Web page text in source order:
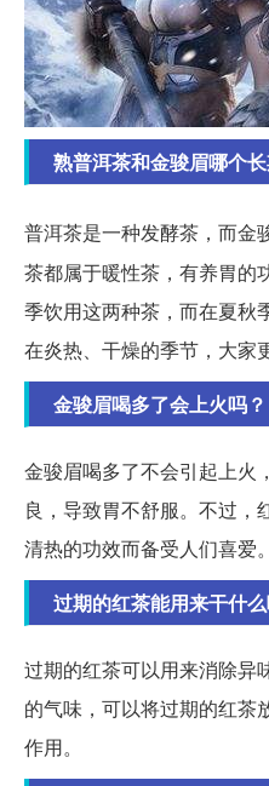
熟普洱茶和金骏眉哪个
普洱茶是一种发酵茶，而金
茶都属于暖性茶，有养胃的
季饮用这两种茶，而在夏秋
在炎热、干燥的季节，大家
金骏眉喝多了会上火吗？
金骏眉喝多了不会引起上火
良，导致胃不舒服。不过，
清热的功效而备受人们喜爱。
过期的红茶能用来干什么
过期的红茶可以用来消除异
的气味，可以将过期的红茶
作用。